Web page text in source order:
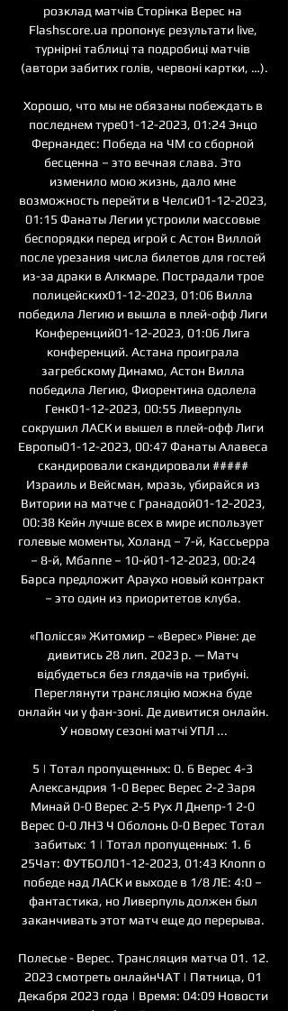
розклад матчів Сторінка Верес на
Flashscore.ua пропонує результати live,
турнірні таблиці та подробиці матчів
(автори забитих голів, червоні картки, …).
Хорошо, что мы не обязаны побеждать в
последнем туре01-12-2023, 01:24 Энцо
Фернандес: Победа на ЧМ со сборной
бесценна – это вечная слава. Это
изменило мою жизнь, дало мне
возможность перейти в Челси01-12-2023,
01:15 Фанаты Легии устроили массовые
беспорядки перед игрой с Астон Виллой
после урезания числа билетов для гостей
из-за драки в Алкмаре. Пострадали трое
полицейских01-12-2023, 01:06 Вилла
победила Легию и вышла в плей-офф Лиги
Конференций01-12-2023, 01:06 Лига
конференций. Астана проиграла
загребскому Динамо, Астон Вилла
победила Легию, Фиорентина одолела
Генк01-12-2023, 00:55 Ливерпуль
сокрушил ЛАСК и вышел в плей-офф Лиги
Европы01-12-2023, 00:47 Фанаты Алавеса
скандировали скандировали #####
Израиль и Вейсман, мразь, убирайся из
Витории на матче с Гранадой01-12-2023,
00:38 Кейн лучше всех в мире использует
голевые моменты, Холанд – 7-й, Кассьерра
– 8-й, Мбаппе – 10-й01-12-2023, 00:24
Барса предложит Араухо новый контракт
– это один из приоритетов клуба.
«Полісся» Житомир – «Верес» Рівне: де
дивитись 28 лип. 2023 р. — Матч
відбудеться без глядачів на трибуні.
Переглянути трансляцію можна буде
онлайн чи у фан-зоні. Де дивитися онлайн.
У новому сезоні матчі УПЛ ...
5 | Тотал пропущенных: 0. 6 Верес 4-3
Александрия 1-0 Верес Верес 2-2 Заря
Минай 0-0 Верес 2-5 Рух Л Днепр-1 2-0
Верес 0-0 ЛНЗ Ч Оболонь 0-0 Верес Тотал
забитых: 1 | Тотал пропущенных: 1. 6
25Чат: ФУТБОЛ01-12-2023, 01:43 Клопп о
победе над ЛАСК и выходе в 1/8 ЛЕ: 4:0 –
фантастика, но Ливерпуль должен был
заканчивать этот матч еще до перерыва.
Полесье - Верес. Трансляция матча 01. 12.
2023 смотреть онлайнЧАТ | Пятница, 01
Декабря 2023 года | Время: 04:09 Новости